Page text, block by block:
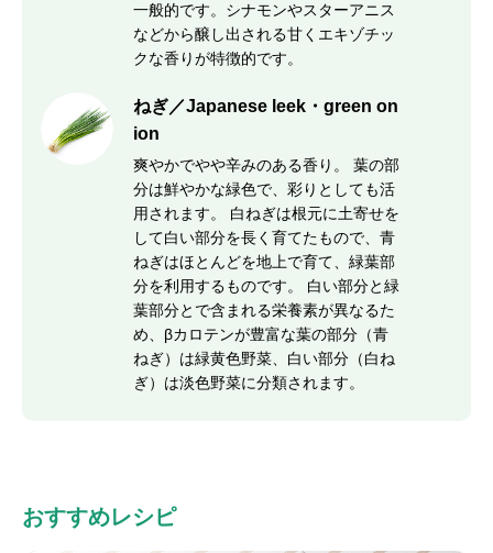
一般的です。シナモンやスターアニス
などから醸し出される甘くエキゾチッ
クな香りが特徴的です。
ねぎ／Japanese leek・green on
ion
爽やかでやや辛みのある香り。 葉の部
分は鮮やかな緑色で、彩りとしても活
用されます。 白ねぎは根元に土寄せを
して白い部分を長く育てたもので、青
ねぎはほとんどを地上で育て、緑葉部
分を利用するものです。 白い部分と緑
葉部分とで含まれる栄養素が異なるた
め、βカロテンが豊富な葉の部分（青
ねぎ）は緑黄色野菜、白い部分（白ね
ぎ）は淡色野菜に分類されます。
おすすめレシピ